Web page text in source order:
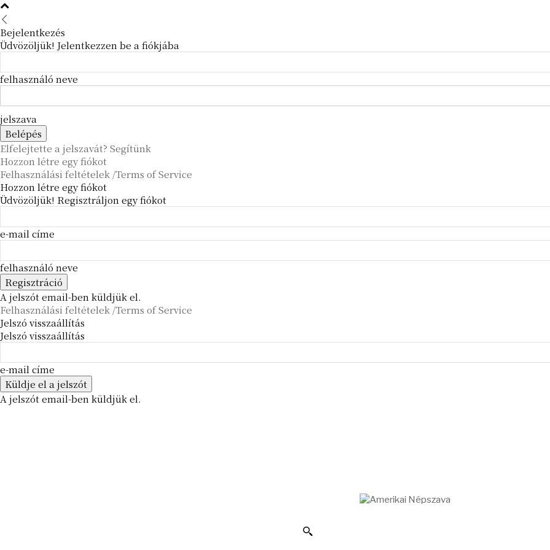
Bejelentkezés
Üdvözöljük! Jelentkezzen be a fiókjába
felhasználó neve
jelszava
Elfelejtette a jelszavát? Segítünk
Hozzon létre egy fiókot
Felhasználási feltételek /Terms of Service
Hozzon létre egy fiókot
Üdvözöljük! Regisztráljon egy fiókot
e-mail címe
felhasználó neve
A jelszót email-ben küldjük el.
Felhasználási feltételek /Terms of Service
Jelszó visszaállítás
Jelszó visszaállítás
e-mail címe
A jelszót email-ben küldjük el.